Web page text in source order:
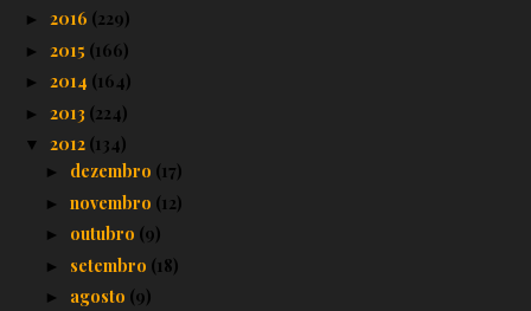
► 2016 (229)
► 2015 (166)
► 2014 (164)
► 2013 (224)
▼ 2012 (134)
► dezembro (17)
► novembro (12)
► outubro (9)
► setembro (18)
► agosto (9)